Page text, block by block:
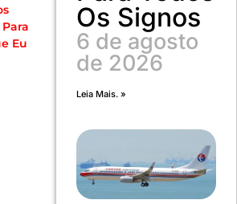
Eu
Os Signos
6 de agosto
de 2026
Leia Mais. »